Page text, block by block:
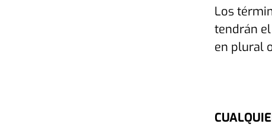
Los
tendrán
en plural